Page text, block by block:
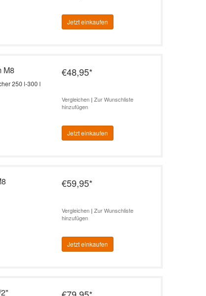
Jetzt einkaufen
M8
250 l-300 l
€48,95*
Vergleichen |Zur Wunschliste
hinzufügen
Jetzt einkaufen
€59,95*
Vergleichen |Zur Wunschliste
hinzufügen
Jetzt einkaufen